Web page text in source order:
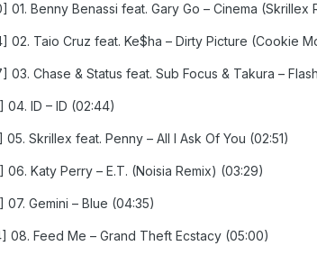
01. Benny Benassi feat. Gary Go – Cinema (Skrillex
02. Taio Cruz feat. Ke$ha – Dirty Picture (Cookie
03. Chase & Status feat. Sub Focus & Takura –
04. ID – ID (02:44)
05. Skrillex feat. Penny – All I Ask Of You (02:51)
06. Katy Perry – E.T. (Noisia Remix) (03:29)
07. Gemini – Blue (04:35)
08. Feed Me – Grand Theft Ecstacy (05:00)